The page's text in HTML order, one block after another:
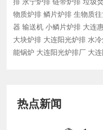
物质炉排 鳞片炉排 生物质
器 输送机 小鳞片炉排 大连
大块炉排 大连阳光炉排 水
能锅炉 大连阳光炉排厂 大
热点新闻